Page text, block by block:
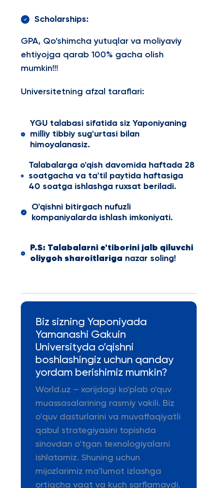
Scholarships:
GPA, Qo'shimcha yutuqlar va moliyaviy
ehtiyojga qarab 100% gacha olish
mumkin!!!
Universitetning afzal taraflari:
YGU talabasi sifatida siz Yaponiyaning
milliy tibbiy sug'urtasi bilan
himoyalanasiz.
Talabalarga o'qish davomida haftada 28
soatgacha va ta'til paytida haftasiga
40 soatga ishlashga ruxsat beriladi.
O'qishni bitirgach nufuzli
kompaniyalarda ishlash imkoniyati.
P.S: Talabalarni e'tiborini jalb qiluvchi
oliygoh sharoitlariga nazar soling!
Biz sizning Yaponiyada
Yamanashi Gakuin
Universityda o’qishni
boshlashingiz uchun qanday
yordam berishimiz mumkin?
World.uz – xorijdagi ko'plab o'quv
muassasalarining rasmiy vakili. Biz
o’quv dasturlarini va muvaffaqiyatli
qabul strategiyasini topishda
sinovdan o’tgan texnologiyalarni
ishlatamiz. Shuning uchun
mijozlarimiz ma'lumot izlashga
ortiqcha vaqt va kuch sarflamaydi.